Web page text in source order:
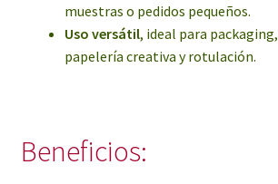
muestras o pedidos pequeños.
Uso versátil, ideal para
papelería creativa y rotulación.
Beneficios: